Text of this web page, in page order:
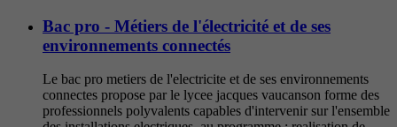
Bac pro - Métiers de l'électricité et de ses
environnements connectés
Le bac pro metiers de l'electricite et de ses environnements
connectes propose par le lycee jacques vaucanson forme des
professionnels polyvalents capables d'intervenir sur l'ensemble